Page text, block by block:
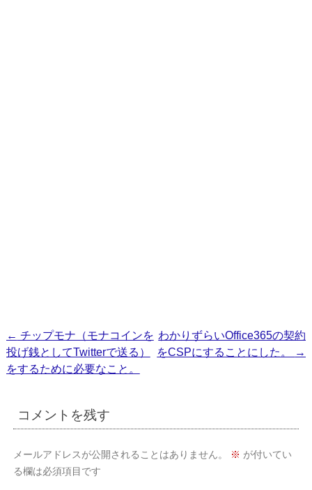
投
稿
ゲ
シ
← チップモナ（モナコインを
投げ銭としてTwitterで送る）
をするために必要なこと。
わかりずらいOffice365の契約
をCSPにすることにした。
→
コメントを残す
メールアドレスが公開されることはありません。 ※ が付いてい
る欄は必須項目です